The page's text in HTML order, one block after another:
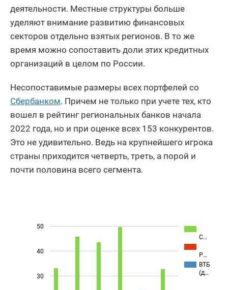
деятельности. Местные структуры больше
уделяют внимание развитию финансовых
секторов отдельно взятых регионов. В то же
время можно сопоставить доли этих кредитных
организаций в целом по России.
Несопоставимые размеры всех портфелей со
Сбербанком. Причем не только при учете тех, кто
вошел в рейтинг региональных банков начала
2022 года, но и при оценке всех 153 конкурентов.
Это не удивительно. Ведь на крупнейшего игрока
страны приходится четверть, треть, а порой и
почти половина всего сегмента.
С…
Р…
ВТБ
(д…
30
40
50